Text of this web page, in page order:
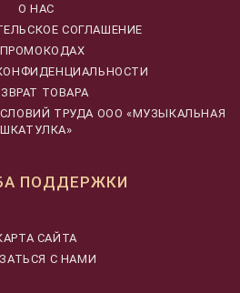
О НАС
СОГЛАШЕНИЕ
ТОВАРА
ТРУДА ООО «МУЗЫКАЛЬНАЯ
ШКАТУЛКА»
ПОДДЕРЖКИ
САЙТА
С НАМИ